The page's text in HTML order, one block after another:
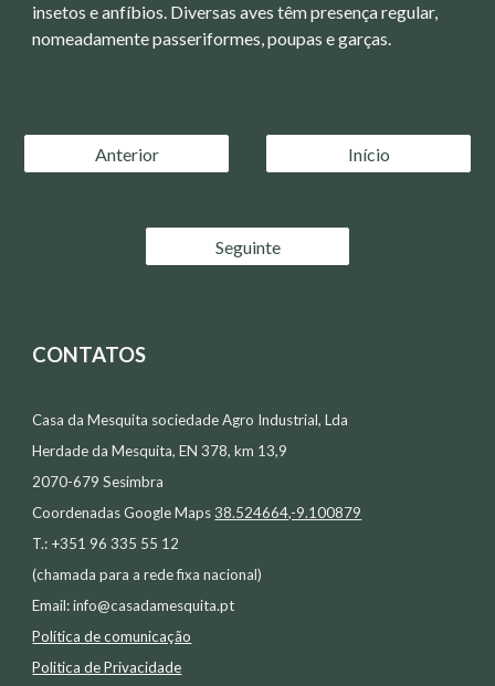
insetos e anfíbios. Diversas aves têm presença regular,
nomeadamente passeriformes, poupas e garças.
Anterior Início
Seguinte
CONTATOS
Casa da Mesquita sociedade Agro Industrial, Lda
Herdade da Mesquita, EN 378, km 13,9
2070-679 Sesimbra
Coordenadas Google Maps38.524664,-9.100879
T.: +351 96 335 55 12
(chamada para a rede fixa nacional)
Email:info@casadamesquita.pt
Política de comunicação
Politica de Privacidade